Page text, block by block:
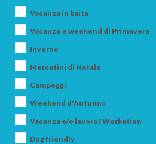
Vacanza in baita
Vacanze e weekend di Primavera
Inverno
Mercatini di Natale
Campeggi
Weekend d'Autunno
Vacanza e/o lavoro? Workation
Dog friendly